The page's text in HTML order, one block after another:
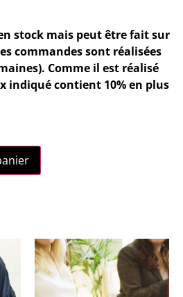
stock mais peut être fait sur
commandes sont réalisées
Comme il est réalisé
indiqué contient 10% en plus